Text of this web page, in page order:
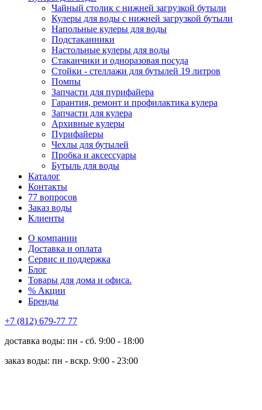
Чайный столик с нижней загрузкой бутыли
Кулеры для воды с нижней загрузкой бутыли
Напольные кулеры для воды
Подстаканники
Настольные кулеры для воды
Стаканчики и одноразовая посуда
Стойки - стеллажи для бутылей 19 литров
Помпы
Запчасти для пурифайера
Гарантия, ремонт и профилактика кулера
Запчасти для кулера
Архивные кулеры
Пурифайеры
Чехлы для бутылей
Пробка и аксессуары
Бутыль для воды
Каталог
Контакты
77 вопросов
Заказ воды
Клиенты
О компании
Доставка и оплата
Сервис и поддержка
Блог
Товары для дома и офиса.
% Акции
Бренды
+7 (812) 679-77 77
доставка воды: пн - сб. 9:00 - 18:00
заказ воды: пн - вскр. 9:00 - 23:00